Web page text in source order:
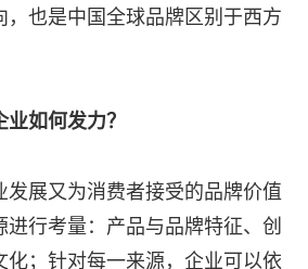
也是中国全球品牌区别于西方
如何发力？
展又为消费者接受的品牌价值
行考量：产品与品牌特征、创
；针对每一来源，企业可以依